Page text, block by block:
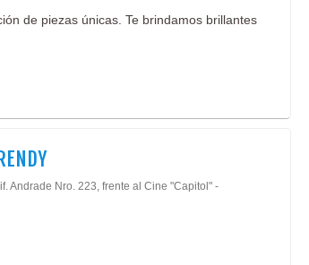
de piezas únicas. Te brindamos brillantes
Andrade Nro. 223, frente al Cine "Capitol" -